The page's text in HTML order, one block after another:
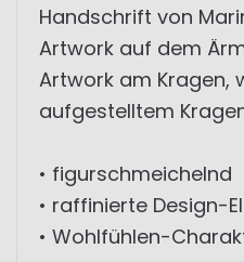
Handschrift von
Artwork auf dem
Artwork am Kragen,
aufgestelltem
• figurschmeichelnd
• raffinierte Design-
• Wohlfühlen-